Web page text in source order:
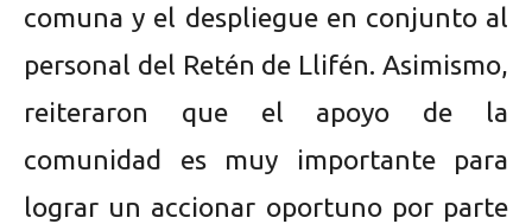
comuna y el despliegue en conjunto al
personal del Retén de Llifén. Asimismo,
reiteraron que el apoyo de la
comunidad es muy importante para
lograr un accionar oportuno por parte